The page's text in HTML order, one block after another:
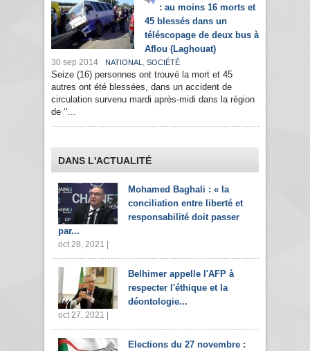
: au moins 16 morts et
45 blessés dans un
téléscopage de deux bus à
Aflou (Laghouat)
30 sep 2014 NATIONAL , SOCIÉTÉ
Seize (16) personnes ont trouvé la mort et 45
autres ont été blessées, dans un accident de
circulation survenu mardi après-midi dans la région
de ‘‘...
DANS L'ACTUALITÉ
Mohamed Baghali : « la
conciliation entre liberté et
responsabilité doit passer
par...
oct 28, 2021 |
Belhimer appelle l'AFP à
respecter l'éthique et la
déontologie...
oct 27, 2021 |
Elections du 27 novembre :